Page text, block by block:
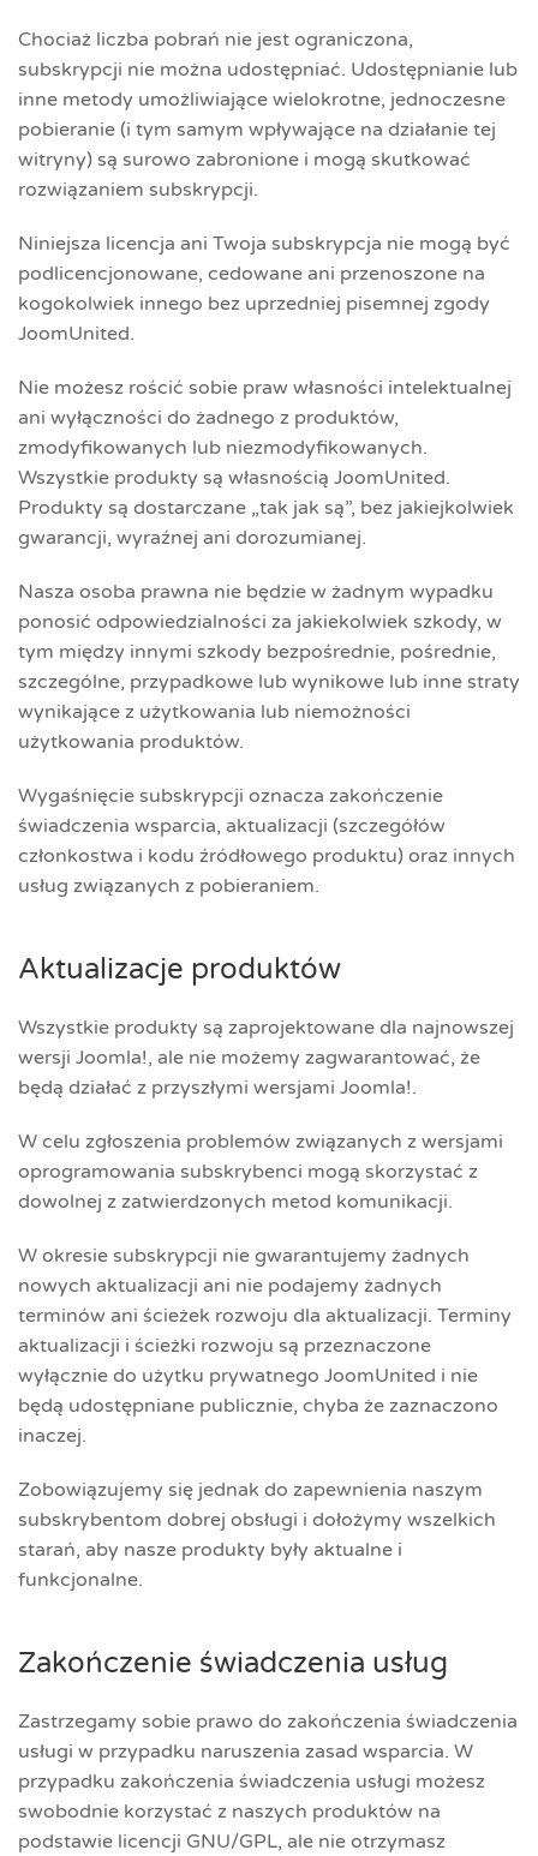
Chociaż liczba pobrań nie jest ograniczona,
subskrypcji nie można udostępniać. Udostępnianie lub
inne metody umożliwiające wielokrotne, jednoczesne
pobieranie (i tym samym wpływające na działanie tej
witryny) są surowo zabronione i mogą skutkować
rozwiązaniem subskrypcji.
Niniejsza licencja ani Twoja subskrypcja nie mogą być
podlicencjonowane, cedowane ani przenoszone na
kogokolwiek innego bez uprzedniej pisemnej zgody
JoomUnited.
Nie możesz rościć sobie praw własności intelektualnej
ani wyłączności do żadnego z produktów,
zmodyfikowanych lub niezmodyfikowanych.
Wszystkie produkty są własnością JoomUnited.
Produkty są dostarczane „tak jak są”, bez jakiejkolwiek
gwarancji, wyraźnej ani dorozumianej.
Nasza osoba prawna nie będzie w żadnym wypadku
ponosić odpowiedzialności za jakiekolwiek szkody, w
tym między innymi szkody bezpośrednie, pośrednie,
szczególne, przypadkowe lub wynikowe lub inne straty
wynikające z użytkowania lub niemożności
użytkowania produktów.
Wygaśnięcie subskrypcji oznacza zakończenie
świadczenia wsparcia, aktualizacji (szczegółów
członkostwa i kodu źródłowego produktu) oraz innych
usług związanych z pobieraniem.
Aktualizacje produktów
Wszystkie produkty są zaprojektowane dla najnowszej
wersji Joomla!, ale nie możemy zagwarantować, że
będą działać z przyszłymi wersjami Joomla!.
W celu zgłoszenia problemów związanych z wersjami
oprogramowania subskrybenci mogą skorzystać z
dowolnej z zatwierdzonych metod komunikacji.
W okresie subskrypcji nie gwarantujemy żadnych
nowych aktualizacji ani nie podajemy żadnych
terminów ani ścieżek rozwoju dla aktualizacji. Terminy
aktualizacji i ścieżki rozwoju są przeznaczone
wyłącznie do użytku prywatnego JoomUnited i nie
będą udostępniane publicznie, chyba że zaznaczono
inaczej.
Zobowiązujemy się jednak do zapewnienia naszym
subskrybentom dobrej obsługi i dołożymy wszelkich
starań, aby nasze produkty były aktualne i
funkcjonalne.
Zakończenie świadczenia usług
Zastrzegamy sobie prawo do zakończenia świadczenia
usługi w przypadku naruszenia zasad wsparcia. W
przypadku zakończenia świadczenia usługi możesz
swobodnie korzystać z naszych produktów na
podstawie licencji GNU/GPL, ale nie otrzymasz